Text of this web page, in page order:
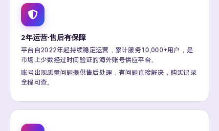
2年运营·售后有保障
平台自2022年起持续稳定运营，累计服务10,000+用户，是
市场上少数经过时间验证的海外账号供应平台。
账号出现质量问题提供售后处理，有问题直接解决，购买记录
全程可查。